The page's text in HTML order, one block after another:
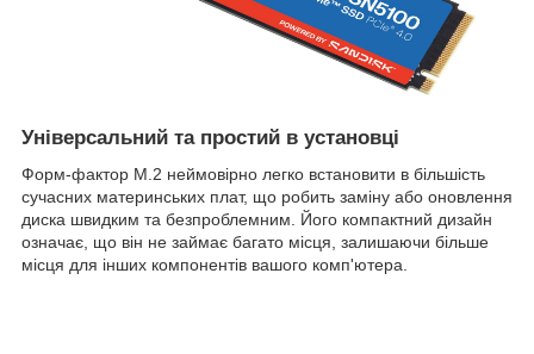
Універсальний та простий в установці
Форм-фактор M.2 неймовірно легко встановити в більшість
сучасних материнських плат, що робить заміну або оновлення
диска швидким та безпроблемним. Його компактний дизайн
означає, що він не займає багато місця, залишаючи більше
місця для інших компонентів вашого комп'ютера.